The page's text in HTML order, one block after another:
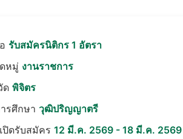
รับสมัครนิติกร 1 อัตรา
หมู่ งานราชการ
ด พิจิตร
รศึกษา วุฒิปริญญาตรี
ปิดรับสมัคร 12 มี.ค. 2569 - 18 มี.ค. 2569